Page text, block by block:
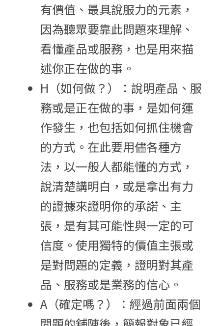
有價值、最具說服力的元素，
因為聽眾要靠此問題來理解、
看懂產品或服務，也是用來描
述你正在做的事。
H（如何做？）：說明產品、服
務或是正在做的事，是如何運
作發生，也包括如何抓住機會
的方式。在此要用儘各種方
法，以一般人都能懂的方式，
說清楚講明白，或是拿出有力
的證據來證明你的承諾、主
張，是有其可能性與一定的可
信度。使用獨特的價值主張或
是對問題的定義，證明對其產
品、服務或是業務的信心。
A（確定嗎？）：經過前面兩個